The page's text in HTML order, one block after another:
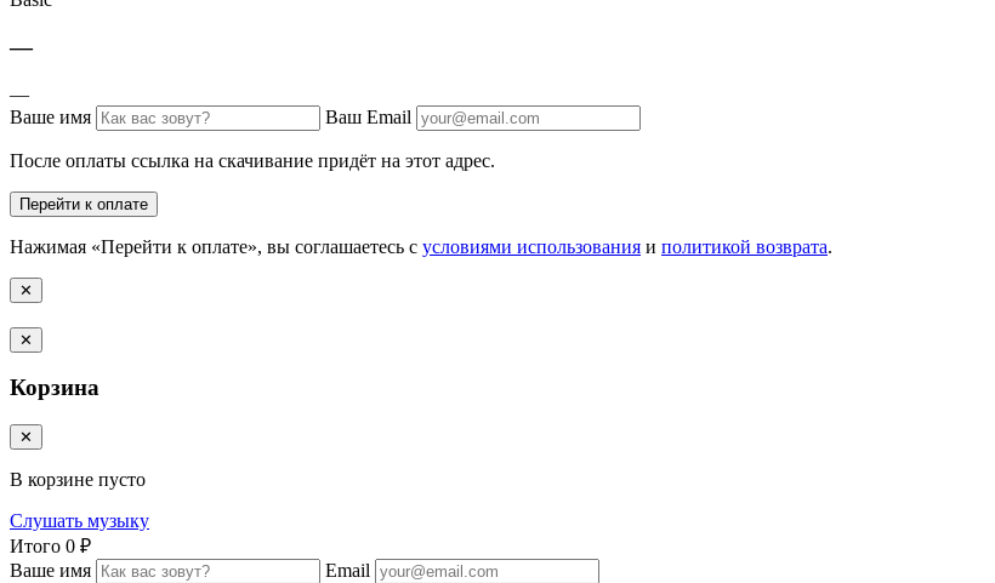
—
—
Ваше имя
Ваш Email
После оплаты ссылка на скачивание придёт на этот адрес.
Перейти к оплате
Нажимая «Перейти к оплате», вы соглашаетесь с условиями использования и политикой возврата.
✕
✕
Корзина
✕
В корзине пусто
Слушать музыку
Итого 0 ₽
Ваше имя
Email